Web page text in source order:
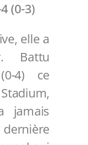
(0-3)
elle a
Battu
4) ce
jamais
dernière